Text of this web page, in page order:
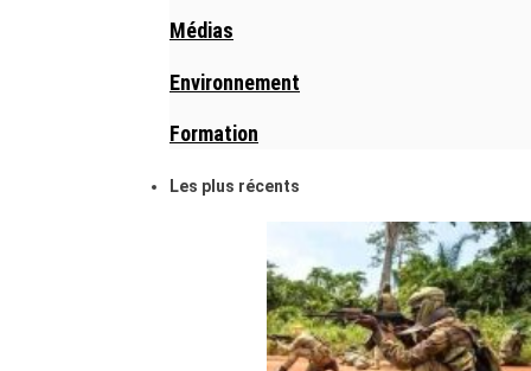
Médias
Environnement
Formation
Les plus récents